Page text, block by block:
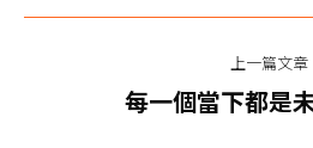
上一篇文章
上
每一個當下都是